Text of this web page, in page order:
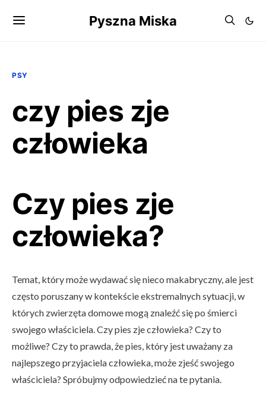
Pyszna Miska
PSY
czy pies zje
człowieka
Czy pies zje
człowieka?
Temat, który może wydawać się nieco makabryczny, ale jest
często poruszany w kontekście ekstremalnych sytuacji, w
których zwierzęta domowe mogą znaleźć się po śmierci
swojego właściciela. Czy pies zje człowieka? Czy to
możliwe? Czy to prawda, że pies, który jest uważany za
najlepszego przyjaciela człowieka, może zjeść swojego
właściciela? Spróbujmy odpowiedzieć na te pytania.